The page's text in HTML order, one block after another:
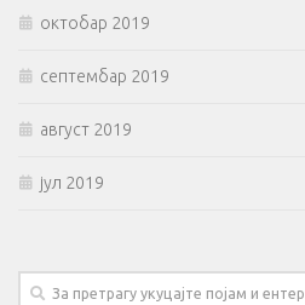
октобар 2019
септембар 2019
август 2019
јул 2019